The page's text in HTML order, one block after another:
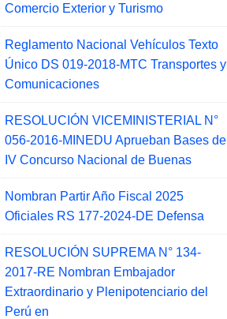
Comercio Exterior y Turismo
Reglamento Nacional Vehículos Texto
Único DS 019-2018-MTC Transportes y
Comunicaciones
RESOLUCIÓN VICEMINISTERIAL N°
056-2016-MINEDU Aprueban Bases del
IV Concurso Nacional de Buenas
Nombran Partir Año Fiscal 2025
Oficiales RS 177-2024-DE Defensa
RESOLUCIÓN SUPREMA N° 134-
2017-RE Nombran Embajador
Extraordinario y Plenipotenciario del
Perú en